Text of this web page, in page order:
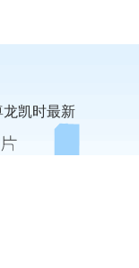
龙凯时最新